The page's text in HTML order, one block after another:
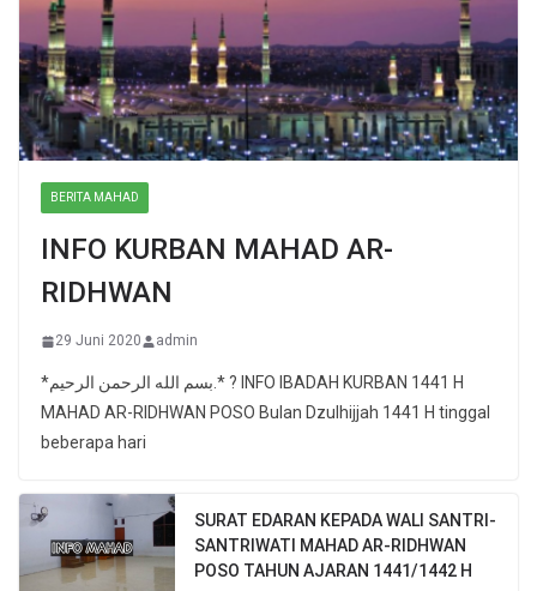
BERITA MAHAD
INFO KURBAN MAHAD AR-
RIDHWAN
29 Juni 2020 admin
*بسم الله الرحمن الرحيم.* ? INFO IBADAH KURBAN 1441 H
MAHAD AR-RIDHWAN POSO Bulan Dzulhijjah 1441 H tinggal
beberapa hari
SURAT EDARAN KEPADA WALI SANTRI-
SANTRIWATI MAHAD AR-RIDHWAN
POSO TAHUN AJARAN 1441/1442 H